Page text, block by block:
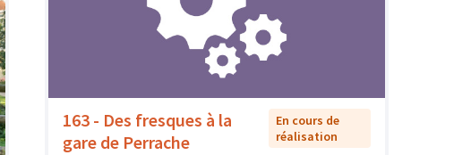
163 - Des fresques à la
gare de Perrache
En cours de
réalisation